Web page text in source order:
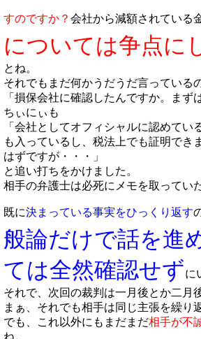
すのですか？ 会社から減額されている
については争点に
とね。
それでもまだ何かうだうだ言っている
「損保会社に確認したんですか。ま
ちぃにぃも
「会社としてオフィシャルに認めて
も入っているし、税法上でも証明で
はずですが・・・」
と追い打ちをかけました。
相手の弁護士は必死にメモを取ってい
既に決まっている事実をひっくり返す
般論だけで話を進
ては全然確認せずに
それで、次回の裁判は一月後とか二月
まぁ、それでも相手は同じ主張を繰り
でも、これ以外にもまだまだ相手が不
ね。